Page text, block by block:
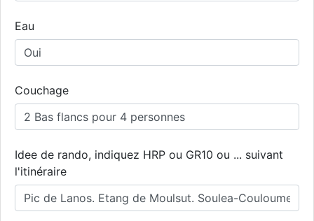
Eau
Couchage
Idee de rando, indiquez HRP ou GR10 ou ... suivant
l'itinéraire